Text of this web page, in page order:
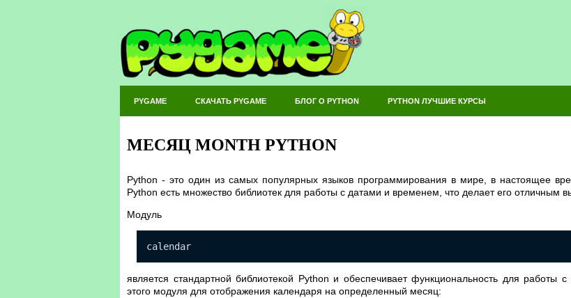
PYGAME СКАЧАТЬ PYGAME БЛОГ О PYTHON PYTHON ЛУЧШИЕ КУРСЫ
МЕСЯЦ MONTH PYTHON
Python - это один из самых популярных языков программирования в мире, в настоящее
Python есть множество библиотек для работы с датами и временем, что делает его отличным
Модуль
calendar
является стандартной библиотекой Python и обеспечивает функциональность для работы
этого модуля для отображения календаря на определенный месяц: